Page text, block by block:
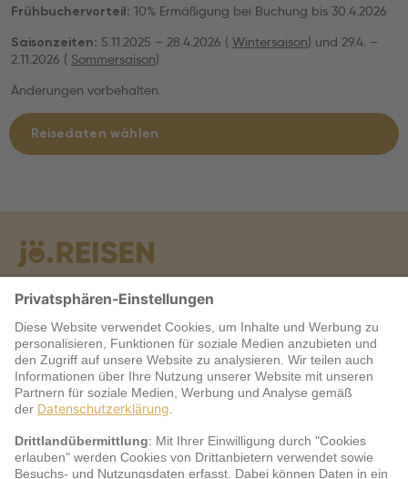
Frühbuchervorteil: 10% Ermäßigung bei Buchung bis 30.4.2026
Saisonzeiten: 5.11.2025 – 28.4.2026 ( Wintersaison) und 29.4. –
2.11.2026 ( Sommersaison)
Änderungen vorbehalten.
Reisedaten wählen
Warum jö?
Service
jö Bonus Club Partner